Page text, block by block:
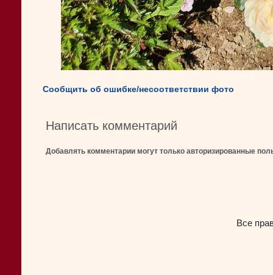
Сообщить об ошибке/несоответствии фото
Написать комментарий
Добавлять комментарии могут только авторизированные
Все